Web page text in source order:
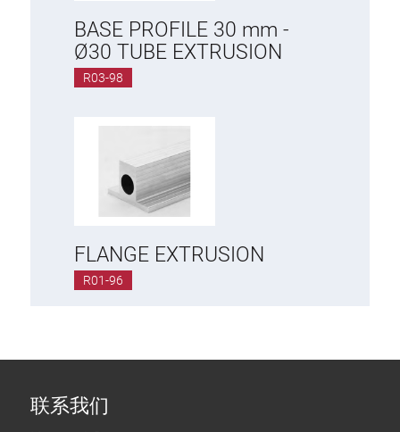
BASE PROFILE 30 mm -
Ø30 TUBE EXTRUSION
R03-98
FLANGE EXTRUSION
R01-96
联系我们